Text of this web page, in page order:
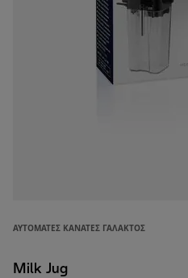
ΑΥΤΌΜΑΤΕΣ ΚΑΝΆΤΕΣ ΓΆΛΑΚΤΟΣ
Milk Jug